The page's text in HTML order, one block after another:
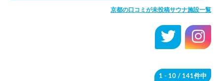
京都の口コミが未投稿サウナ施設一覧
1 - 10 / 141件中